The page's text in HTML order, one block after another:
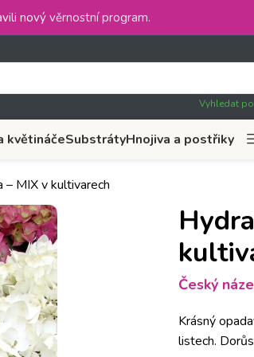
nový věrnostní program.
Vyhledat
květináčeSubstrátyHnojiva a postřiky
– MIX v kultivarech
Český
Krásný
listech.